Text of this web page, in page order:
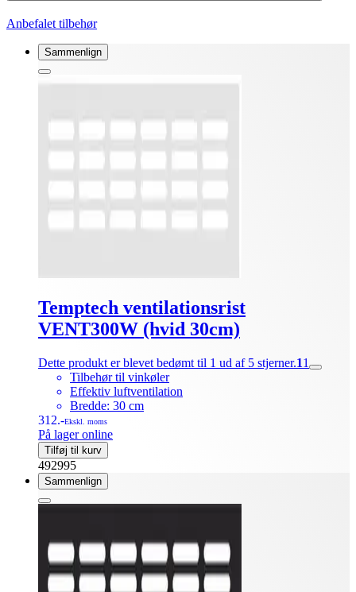
Anbefalet tilbehør
Sammenlign
Temptech ventilationsrist
VENT300W (hvid 30cm)
Dette produkt er blevet bedømt til 1 ud af 5 stjerner.11
Tilbehør til vinkøler
Effektiv luftventilation
Bredde: 30 cm
312.-Ekskl. moms
På lager online
Tilføj til kurv
492995
Sammenlign